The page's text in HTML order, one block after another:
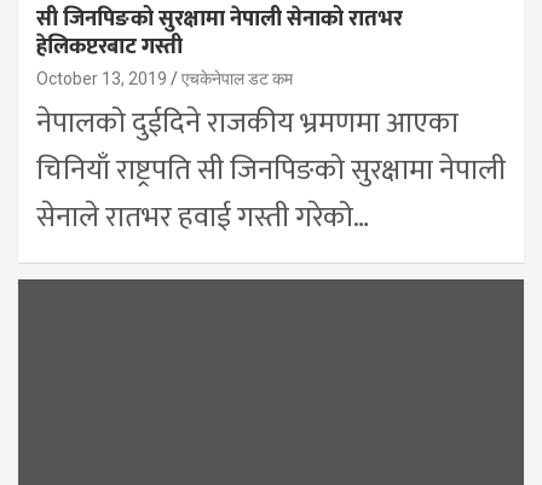
सी जिनपिङको सुरक्षामा नेपाली सेनाको रातभर
हेलिकप्टरबाट गस्ती
October 13, 2019 एचकेनेपाल डट कम
नेपालको दुईदिने राजकीय भ्रमणमा आएका
चिनियाँ राष्ट्रपति सी जिनपिङको सुरक्षामा नेपाली
सेनाले रातभर हवाई गस्ती गरेको…